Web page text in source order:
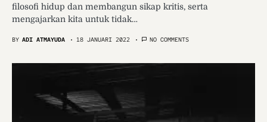
filosofi hidup dan membangun sikap kritis, serta
mengajarkan kita untuk tidak…
BY ADI ATMAYUDA 18 JANUARI 2022 NO COMMENTS